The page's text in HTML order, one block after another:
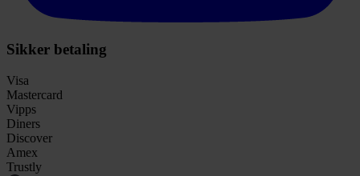
Sikker betaling
Visa
Mastercard
Vipps
Diners
Discover
Amex
Trustly